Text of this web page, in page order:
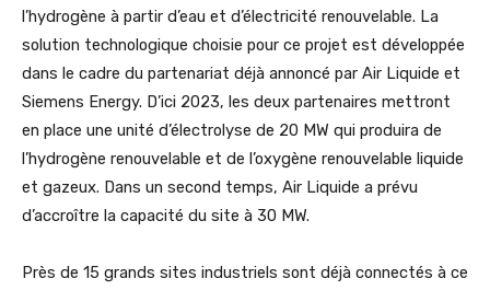
l’hydrogène à partir d’eau et d’électricité renouvelable. La
solution technologique choisie pour ce projet est développée
dans le cadre du partenariat déjà annoncé par Air Liquide et
Siemens Energy. D’ici 2023, les deux partenaires mettront
en place une unité d’électrolyse de 20 MW qui produira de
l’hydrogène renouvelable et de l’oxygène renouvelable liquide
et gazeux. Dans un second temps, Air Liquide a prévu
d’accroître la capacité du site à 30 MW.
Près de 15 grands sites industriels sont déjà connectés à ce